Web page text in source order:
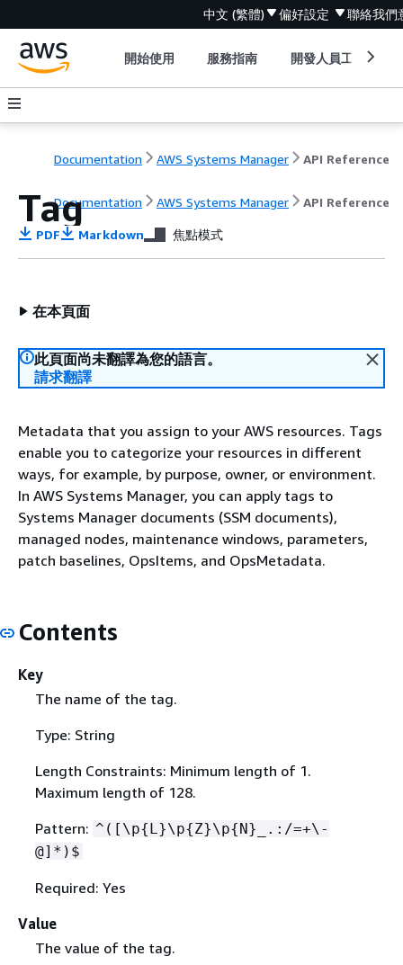
中文 (繁體) 偏好設定 聯絡我們
開始使用 服務指南 開發人員工具
Documentation AWS Systems Manager API Reference
Documentation AWS Systems Manager API Reference
Tag
PDF Markdown 焦點模式
在本頁面
此頁面尚未翻譯為您的語言。
請求翻譯
Metadata that you assign to your AWS resources. Tags
enable you to categorize your resources in different
ways, for example, by purpose, owner, or environment.
In AWS Systems Manager, you can apply tags to
Systems Manager documents (SSM documents),
managed nodes, maintenance windows, parameters,
patch baselines, OpsItems, and OpsMetadata.
Contents
Key
The name of the tag.
Type: String
Length Constraints: Minimum length of 1.
Maximum length of 128.
Pattern: ^([\p{L}\p{Z}\p{N}_.:/=+\-
@]*)$
Required: Yes
Value
The value of the tag.